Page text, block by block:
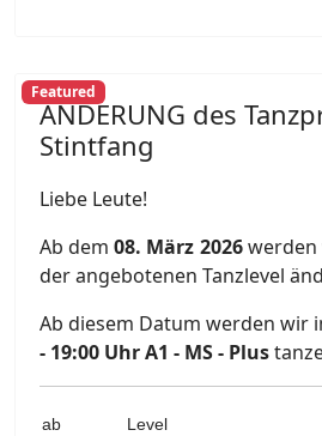
Featured
ÄNDERUNG des
Stintfang
Liebe Leute!
Ab dem08. März 2026werden
der angebotenen Tanzlevel
Ab diesem Datum werden wir
- 19:00 Uhr A1 - MS - Plus
ab Level